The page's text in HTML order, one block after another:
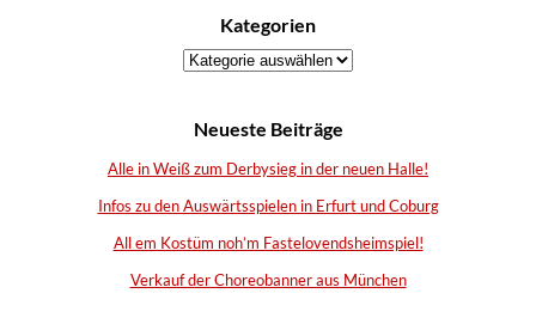
Kategorien
Kategorien
Neueste Beiträge
Alle in Weiß zum Derbysieg in der neuen Halle!
Infos zu den Auswärtsspielen in Erfurt und Coburg
All em Kostüm noh’m Fastelovendsheimspiel!
Verkauf der Choreobanner aus München